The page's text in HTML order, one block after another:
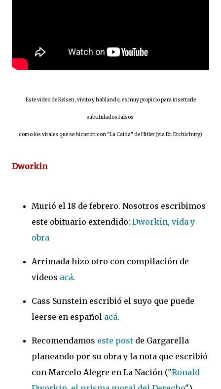
Este video de Kelsen, vivito y hablando, es muy propicio para insertarle
subtitulados falsos
como los virales que se hicieron con "La Caída" de Hitler (via Dr. Etchichury)
Dworkin
Murió el 18 de febrero. Nosotros escribimos
este obituario extendido: Dworkin, vida y
obra
Arrimada hizo otro con compilación de
videos acá.
Cass Sunstein escribió el suyo que puede
leerse en español acá.
Recomendamos este post de Gargarella
planeando por su obra y la nota que escribió
con Marcelo Alegre en La Nación ("Ronald